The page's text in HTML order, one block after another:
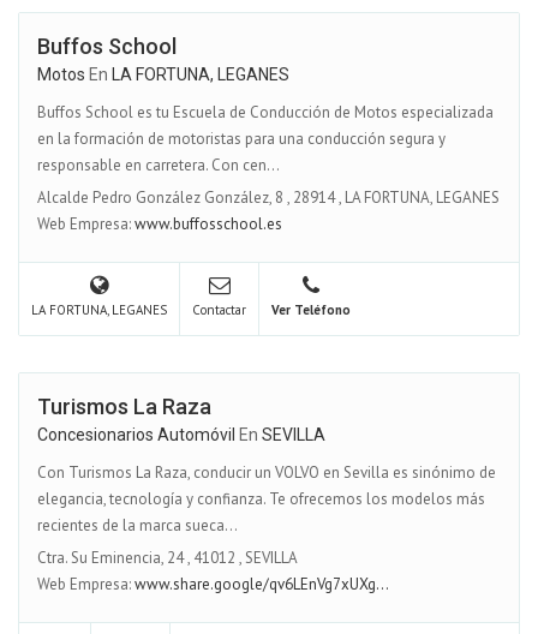
Buffos School
Motos En LA FORTUNA, LEGANES
Buffos School es tu Escuela de Conducción de Motos especializada
en la formación de motoristas para una conducción segura y
responsable en carretera. Con cen...
Alcalde Pedro González González, 8 , 28914, LA FORTUNA, LEGANES
Web Empresa:www.buffosschool.es
LA FORTUNA, LEGANES Contactar Ver Teléfono
Turismos La Raza
Concesionarios Automóvil En SEVILLA
Con Turismos La Raza, conducir un VOLVO en Sevilla es sinónimo de
elegancia, tecnología y confianza. Te ofrecemos los modelos más
recientes de la marca sueca...
Ctra. Su Eminencia, 24, 41012 ,SEVILLA
Web Empresa:www.share.google/qv6LEnVg7xUXg...